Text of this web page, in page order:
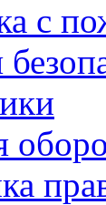
с